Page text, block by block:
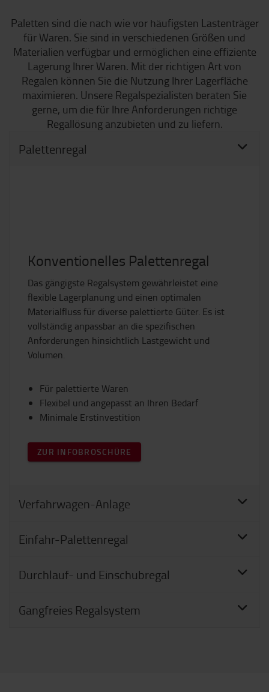
Paletten sind die nach wie vor häufigsten Lastenträger
für Waren. Sie sind in verschiedenen Größen und
Materialien verfügbar und ermöglichen eine effiziente
Lagerung Ihrer Waren. Mit der richtigen Art von
Regalen können Sie die Nutzung Ihrer Lagerfläche
maximieren. Unsere Regalspezialisten beraten Sie
gerne, um die für Ihre Anforderungen richtige
Regallösung anzubieten und zu liefern.
Palettenregal
Konventionelles Palettenregal
Das gängigste Regalsystem gewährleistet eine
flexible Lagerplanung und einen optimalen
Materialfluss für diverse palettierte Güter. Es ist
vollständig anpassbar an die spezifischen
Anforderungen hinsichtlich Lastgewicht und
Volumen.
Für palettierte Waren
Flexibel und angepasst an Ihren Bedarf
Minimale Erstinvestition
ZUR INFOBROSCHÜRE
Verfahrwagen-Anlage
Einfahr-Palettenregal
Durchlauf- und Einschubregal
Gangfreies Regalsystem